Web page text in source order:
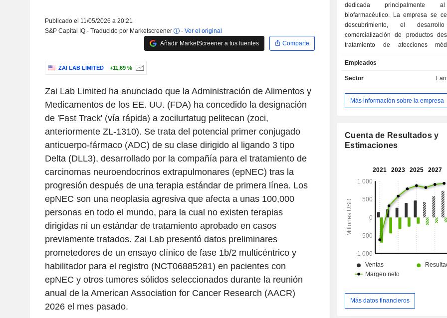
Publicado el 11/05/2026 a 20:21
S&P Capital IQ - Traducido por Marketscreener
- Ver el original
Añadir MarketScreener a tus fuentes
Comparte
ZAI LAB LIMITED +11,69 %
Zai Lab Limited ha anunciado que la Administración de Alimentos y
Medicamentos de los EE. UU. (FDA) ha concedido la designación
de 'Fast Track' (vía rápida) a zocilurtatug pelitecan (zoci,
anteriormente ZL-1310). Se trata del potencial primer conjugado
anticuerpo-fármaco (ADC) de su clase dirigido al ligando 3 tipo
Delta (DLL3), desarrollado por la compañía para el tratamiento de
carcinomas neuroendocrinos extrapulmonares (epNEC) tras la
progresión después de una terapia estándar de primera línea. Los
epNEC son una neoplasia agresiva que afecta a unas 100,000
personas en todo el mundo, para la cual no existen terapias
dirigidas ni un estándar de tratamiento aprobado en casos
previamente tratados. Zai Lab presentó datos preliminares
prometedores de un ensayo clínico de fase 1b/2 multicéntrico y
habilitador para el registro (NCT06885281) en pacientes con
epNEC y otros tumores sólidos seleccionados durante la reunión
anual de la American Association for Cancer Research (AACR)
2026 el mes pasado.
dedicada principalmente
biofarmacéutico. La empresa se
descubrimiento, el
comercialización de productos
tratamiento de afecciones
en los ámbitos de la oncología, la
la neurociencia y las enfermedades
candidatos patentados, desde
descubrimiento hasta la fase clínica
empresa desarrolla su
mercados nacionales e
Empleados
Sector
Más información sobre la empresa
Cuenta de Resultados y
Estimaciones
Más datos financieros